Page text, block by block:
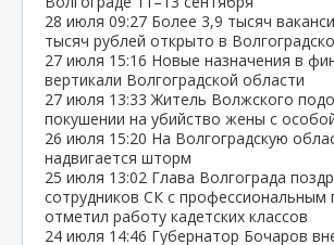
28 июля 09:27 Более 3,9 тысяч
тысяч рублей открыто в
27 июля 15:16 Новые назначения в
вертикали Волгоградской области
27 июля 13:33Житель Волжского
покушении на убийство жены с
26 июля 15:20 На Волгоградскую
надвигается шторм
25 июля 13:02 Глава Волгограда
сотрудников СК с профессиональным
отметил работу кадетских классов
24 июля 14:46 Губернатор Бочаров